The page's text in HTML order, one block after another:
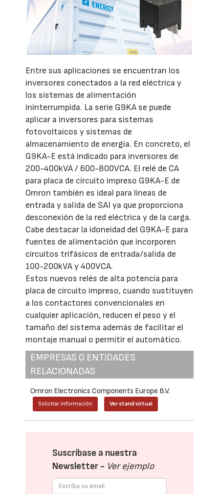
Entre sus aplicaciones se encuentran los
inversores conectados a la red eléctrica y
los sistemas de alimentación
ininterrumpida. La serie G9KA se puede
aplicar a inversores para sistemas
fotovoltaicos y sistemas de
almacenamiento de energía. En concreto, el
G9KA-E está indicado para inversores de
200-400kVA / 600-800VCA. El relé de CA
para placa de circuito impreso G9KA-E de
Omron también es ideal para líneas de
entrada y salida de SAI ya que proporciona
desconexión de la red eléctrica y de la carga.
Cabe destacar la idoneidad del G9KA-E para
fuentes de alimentación que incorporen
circuitos trifásicos de entrada/salida de
100-200kVA y 400VCA.
Estos nuevos relés de alta potencia para
placa de circuito impreso, cuando sustituyen
a los contactores convencionales en
cualquier aplicación, reducen el peso y el
tamaño del sistema además de facilitar el
montaje manual o permitir el automático.
EMPRESAS O ENTIDADES
RELACIONADAS
Omron Electronics Components Europe B.V.
Solicitar información Ver stand virtual
Suscríbase a nuestra
Newsletter - Ver ejemplo